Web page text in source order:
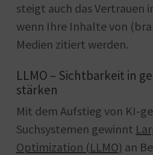
steigt auch das Vertrauen
wenn Ihre Inhalte von
Medien zitiert werden.
LLMO – Sichtbarkeit in
stärken
Mit dem Aufstieg von KI-
Suchsystemen gewinnt
Optimization (LLMO) an